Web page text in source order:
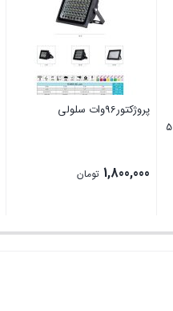
پروژکتور96وات سلولی
1,800,000 تومان